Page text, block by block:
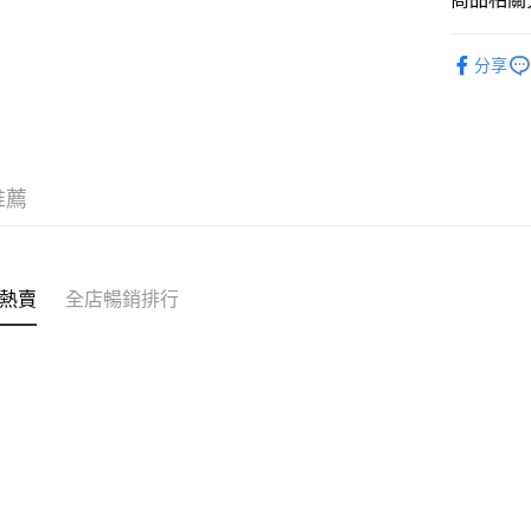
送貨方式
付款後順
分享
薦
賣 全店暢銷排行